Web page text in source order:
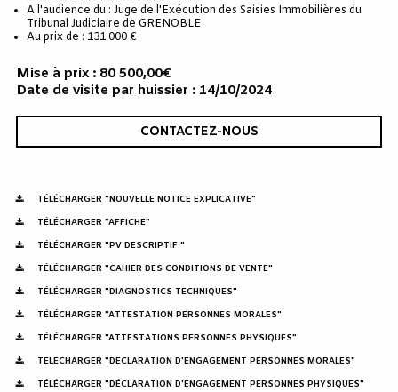
A l'audience du : Juge de l'Exécution des Saisies Immobilières du
Tribunal Judiciaire de GRENOBLE
Au prix de : 131.000 €
Mise à prix : 80 500,00€
Date de visite par huissier : 14/10/2024
CONTACTEZ-NOUS
TÉLÉCHARGER "NOUVELLE NOTICE EXPLICATIVE"
TÉLÉCHARGER "AFFICHE"
TÉLÉCHARGER "PV DESCRIPTIF "
TÉLÉCHARGER "CAHIER DES CONDITIONS DE VENTE"
TÉLÉCHARGER "DIAGNOSTICS TECHNIQUES"
TÉLÉCHARGER "ATTESTATION PERSONNES MORALES"
TÉLÉCHARGER "ATTESTATIONS PERSONNES PHYSIQUES"
TÉLÉCHARGER "DÉCLARATION D'ENGAGEMENT PERSONNES MORALES"
TÉLÉCHARGER "DÉCLARATION D'ENGAGEMENT PERSONNES PHYSIQUES"